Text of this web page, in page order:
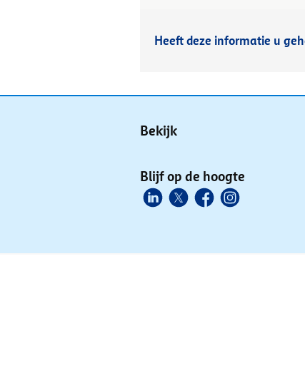
Heeft deze informatie u
Bekijk
Blijf op de hoogte